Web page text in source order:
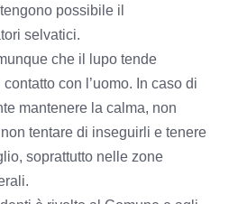
possibile il
selvatici.
che il lupo tende
con l’uomo. In caso di
mantenere la calma, non
tentare di inseguirli e tenere
soprattutto nelle zone